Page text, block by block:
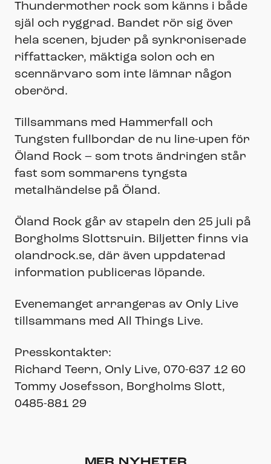
Thundermother rock som känns i både
själ och ryggrad. Bandet rör sig över
hela scenen, bjuder på synkroniserade
riffattacker, mäktiga solon och en
scennärvaro som inte lämnar någon
oberörd.
Tillsammans med Hammerfall och
Tungsten fullbordar de nu line-upen för
Öland Rock – som trots ändringen står
fast som sommarens tyngsta
metalhändelse på Öland.
Öland Rock går av stapeln den 25 juli på
Borgholms Slottsruin. Biljetter finns via
olandrock.se, där även uppdaterad
information publiceras löpande.
Evenemanget arrangeras av Only Live
tillsammans med All Things Live.
Presskontakter:
Richard Teern, Only Live, 070-637 12 60
Tommy Josefsson, Borgholms Slott,
0485-881 29